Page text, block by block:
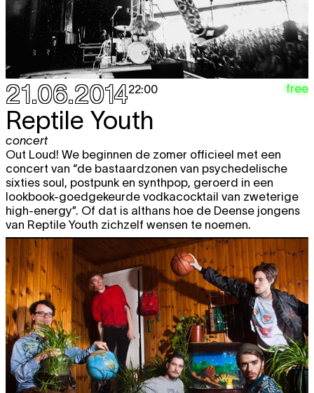
21.06.201422:00 free
Reptile Youth
concert
Out Loud! We beginnen de zomer officieel met een
concert van “de bastaardzonen van psychedelische
sixties soul, postpunk en synthpop, geroerd in een
lookbook-goedgekeurde vodkacocktail van zweterige
high-energy”. Of dat is althans hoe de Deense jongens
van Reptile Youth zichzelf wensen te noemen.